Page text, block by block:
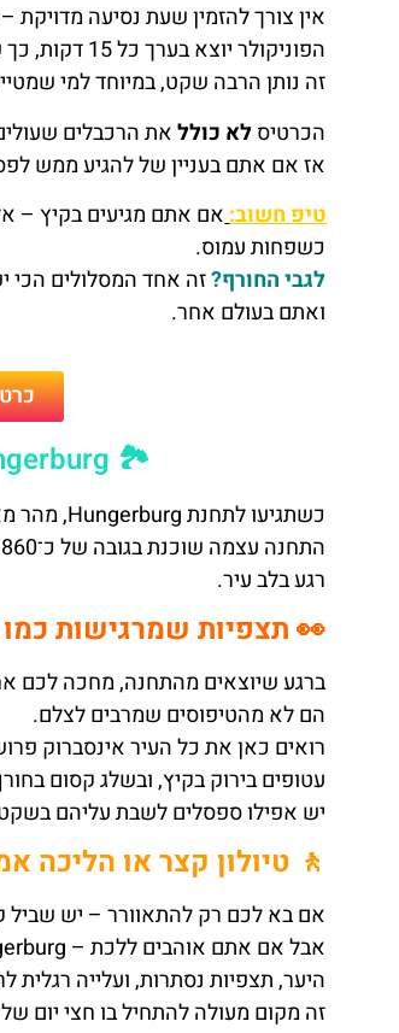
אין צורך להזמין שעת נסיעה
הפוניקולר יוצא בערך כל 15 דקות, כך שגם אם פספסתם אחד, תמיד יבוא הבא אחריו.
זה נותן הרבה שקט, במיוחד למי
הכרטיסלא כוללאת הרכבלים
אז אם אתם בעניין של להגיע ממש
טיפ חשוב:אם אתם מגיעים בקיץ –
כשפחות עמוס.
לגבי החורף?זה אחד המסלולים הכי
ואתם בעולם אחר.
🏞️ Hungerburg – לא רק תחנה ברכבל - אלא יעד בפני עצמו
כשתגיעו לתחנת Hungerburg, מהר מאוד תבינו שזה לא רק סוף קו – זו ממש התחלה של חוויה.
רגע בלב עיר.
👀 תצפיות שמרגישות כמו
ברגע שיוצאים מהתחנה, מחכה לכם
הם לא מהטיפוסים שמרבים לצלם.
רואים כאן את כל העיר אינסברוק
עטופים בירוק בקיץ, ובשלג קסום
יש אפילו ספסלים לשבת עליהם בשקט
🚶 טיולון קצר או הליכה
אם בא לכם רק להתאוורר – יש שביל
היער, תצפיות נסתרות, ועלייה רגלית
זה מקום מעולה להתחיל בו חצי יום